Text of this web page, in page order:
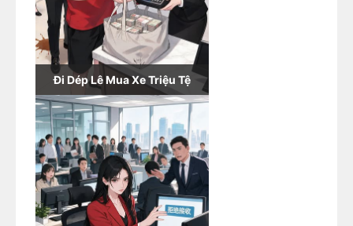
Đi Dép Lê Mua Xe Triệu Tệ